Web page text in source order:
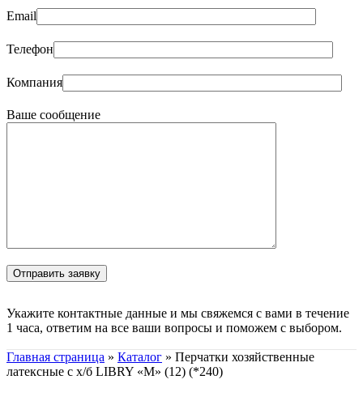
Email
Телефон
Компания
Ваше сообщение
Укажите контактные данные и мы свяжемся с вами в течение
1 часа, ответим на все ваши вопросы и поможем с выбором.
Главная страница » Каталог » Перчатки хозяйственные
латексные с х/б LIBRY «М» (12) (*240)